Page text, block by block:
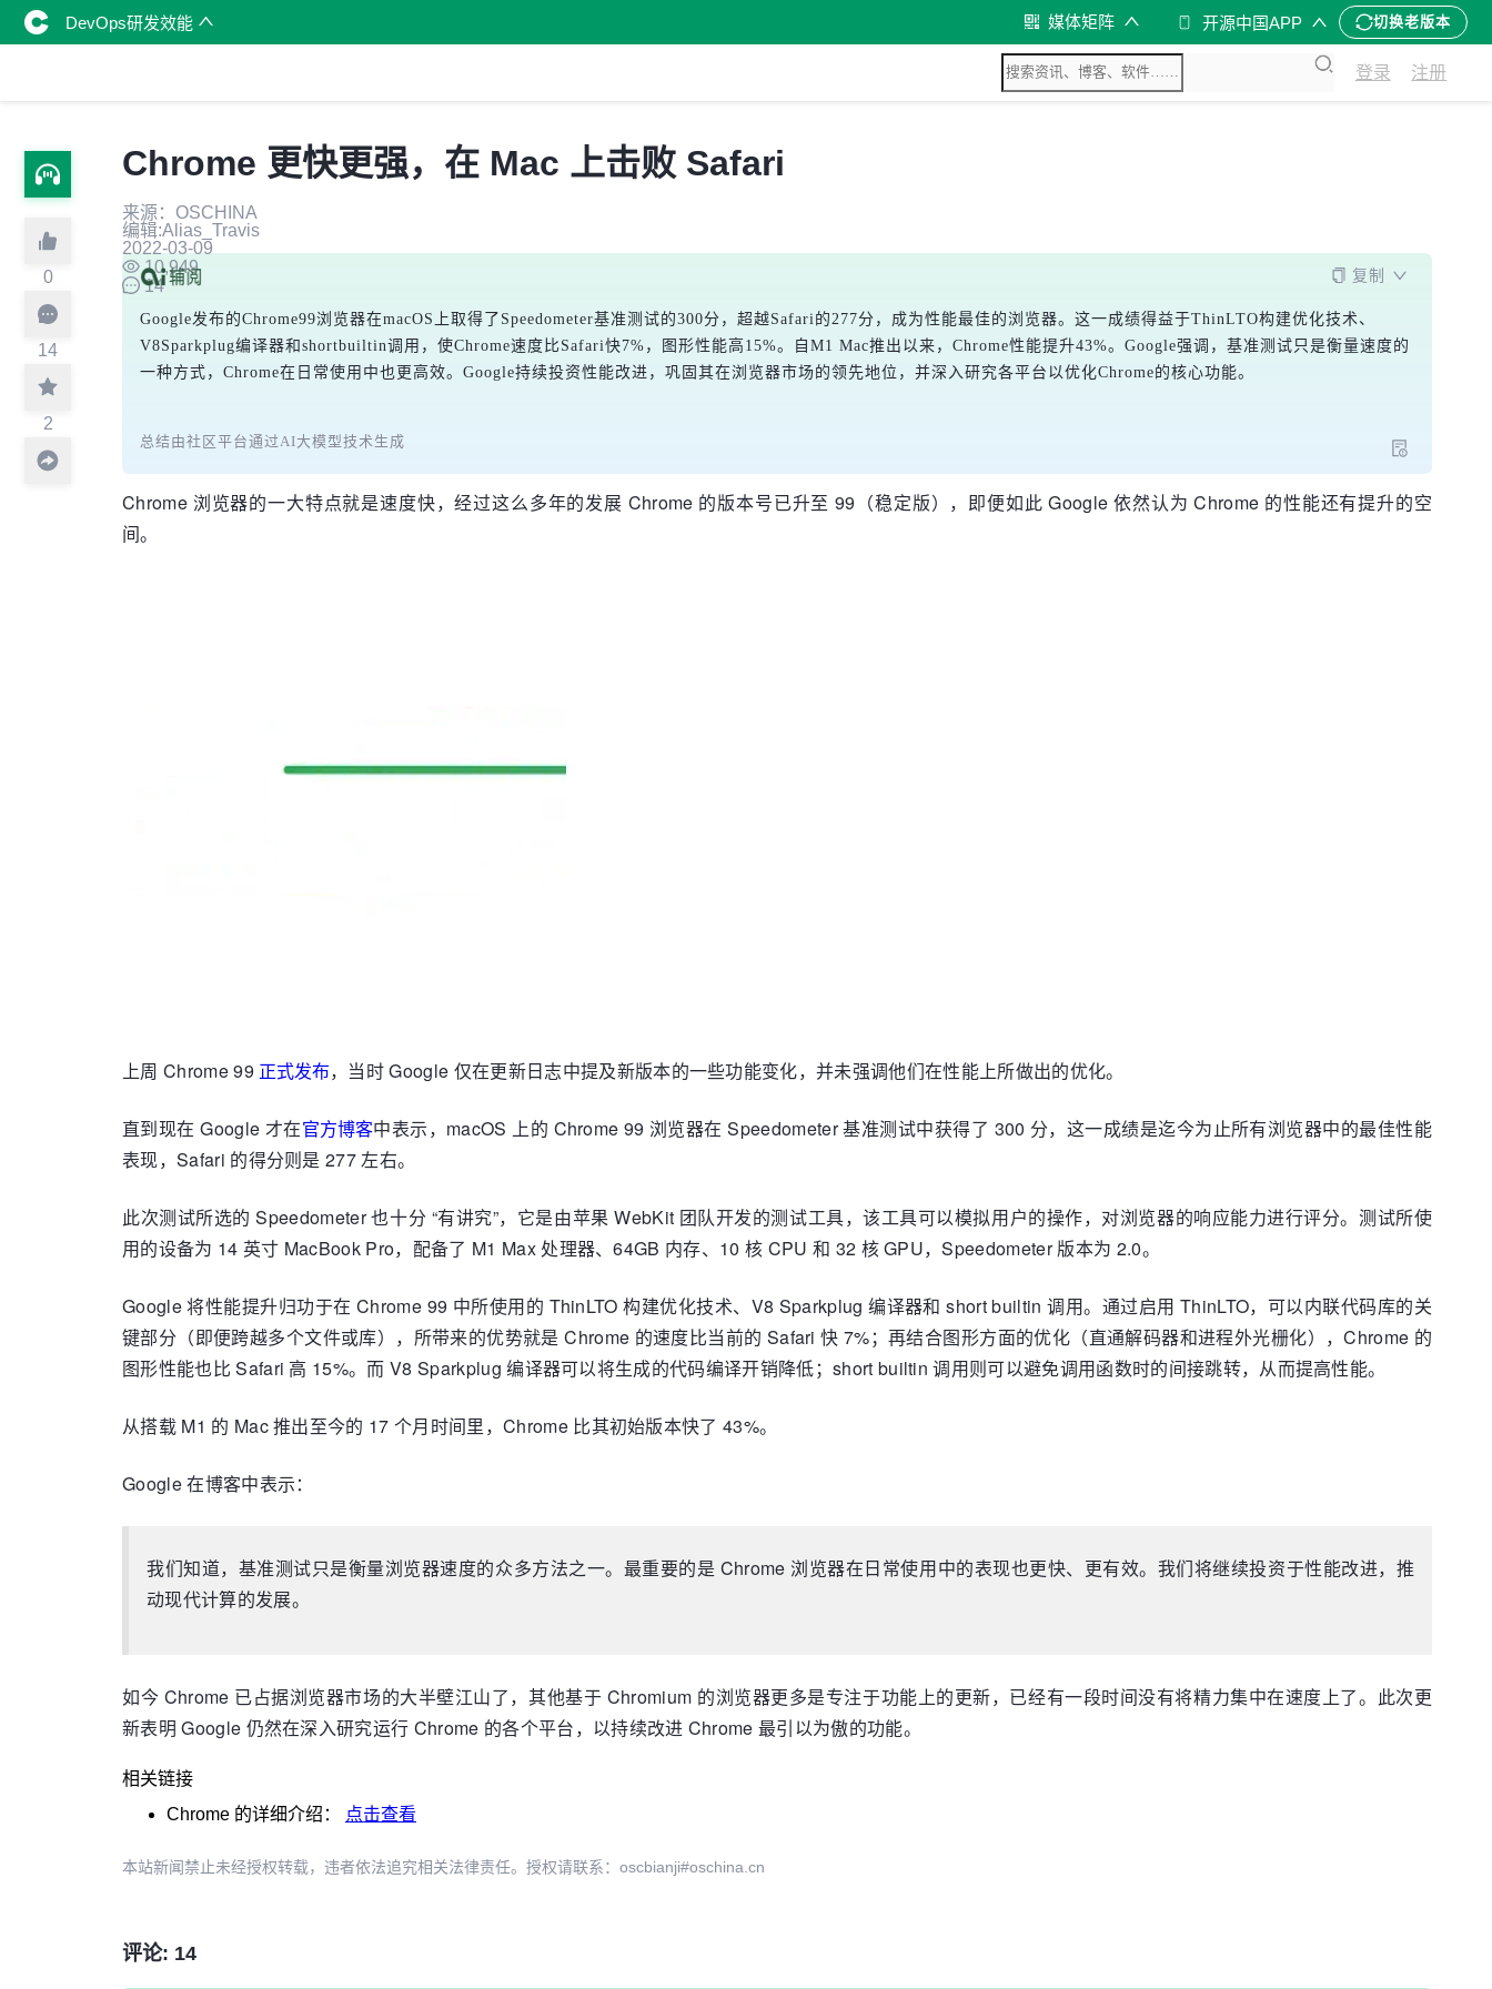
DevOps研发效能 媒体矩阵 开源中国APP 切换老版本
登录 注册
0
14
2
Chrome 更快更强，在 Mac 上击败 Safari
来源：OSCHINA
编辑:Alias_Travis
2022-03-09
10,949
14
复制
Google发布的Chrome99浏览器在macOS上取得了Speedometer基准测试的300分，超越Safari的277分，成为性能最佳的浏览器。这一成绩得益于ThinLTO构建优化技术、
V8Sparkplug编译器和shortbuiltin调用，使Chrome速度比Safari快7%，图形性能高15%。自M1 Mac推出以来，Chrome性能提升43%。Google强调，基准测试只是衡量速度的
一种方式，Chrome在日常使用中也更高效。Google持续投资性能改进，巩固其在浏览器市场的领先地位，并深入研究各平台以优化Chrome的核心功能。
总结由社区平台通过AI大模型技术生成
Chrome 浏览器的一大特点就是速度快，经过这么多年的发展 Chrome 的版本号已升至 99（稳定版），即便如此 Google 依然认为 Chrome 的性能还有提升的空
间。
上周 Chrome 99 正式发布，当时 Google 仅在更新日志中提及新版本的一些功能变化，并未强调他们在性能上所做出的优化。
直到现在 Google 才在官方博客中表示，macOS 上的 Chrome 99 浏览器在 Speedometer 基准测试中获得了 300 分，这一成绩是迄今为止所有浏览器中的最佳性能
表现，Safari 的得分则是 277 左右。
此次测试所选的 Speedometer 也十分 “有讲究”，它是由苹果 WebKit 团队开发的测试工具，该工具可以模拟用户的操作，对浏览器的响应能力进行评分。测试所使
用的设备为 14 英寸 MacBook Pro，配备了 M1 Max 处理器、64GB 内存、10 核 CPU 和 32 核 GPU，Speedometer 版本为 2.0。
Google 将性能提升归功于在 Chrome 99 中所使用的 ThinLTO 构建优化技术、V8 Sparkplug 编译器和 short builtin 调用。通过启用 ThinLTO，可以内联代码库的关
键部分（即便跨越多个文件或库），所带来的优势就是 Chrome 的速度比当前的 Safari 快 7%；再结合图形方面的优化（直通解码器和进程外光栅化），Chrome 的
图形性能也比 Safari 高 15%。而 V8 Sparkplug 编译器可以将生成的代码编译开销降低；short builtin 调用则可以避免调用函数时的间接跳转，从而提高性能。
从搭载 M1 的 Mac 推出至今的 17 个月时间里，Chrome 比其初始版本快了 43%。
Google 在博客中表示：
我们知道，基准测试只是衡量浏览器速度的众多方法之一。最重要的是 Chrome 浏览器在日常使用中的表现也更快、更有效。我们将继续投资于性能改进，推
动现代计算的发展。
如今 Chrome 已占据浏览器市场的大半壁江山了，其他基于 Chromium 的浏览器更多是专注于功能上的更新，已经有一段时间没有将精力集中在速度上了。此次更
新表明 Google 仍然在深入研究运行 Chrome 的各个平台，以持续改进 Chrome 最引以为傲的功能。
相关链接
Chrome 的详细介绍： 点击查看
本站新闻禁止未经授权转载，违者依法追究相关法律责任。授权请联系：oscbianji#oschina.cn
评论: 14